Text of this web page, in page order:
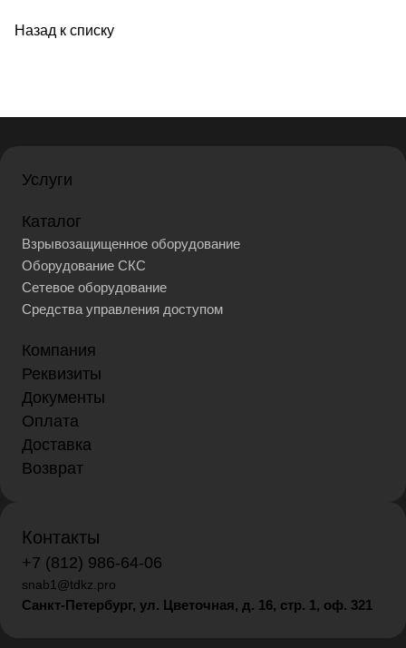
Назад к списку
Услуги
Каталог
Взрывозащищенное оборудование
Оборудование СКС
Сетевое оборудование
Средства управления доступом
Компания
Реквизиты
Документы
Оплата
Доставка
Возврат
Контакты
+7 (812) 986-64-06
snab1@tdkz.pro
Санкт-Петербург, ул. Цветочная, д. 16, стр. 1, оф. 321